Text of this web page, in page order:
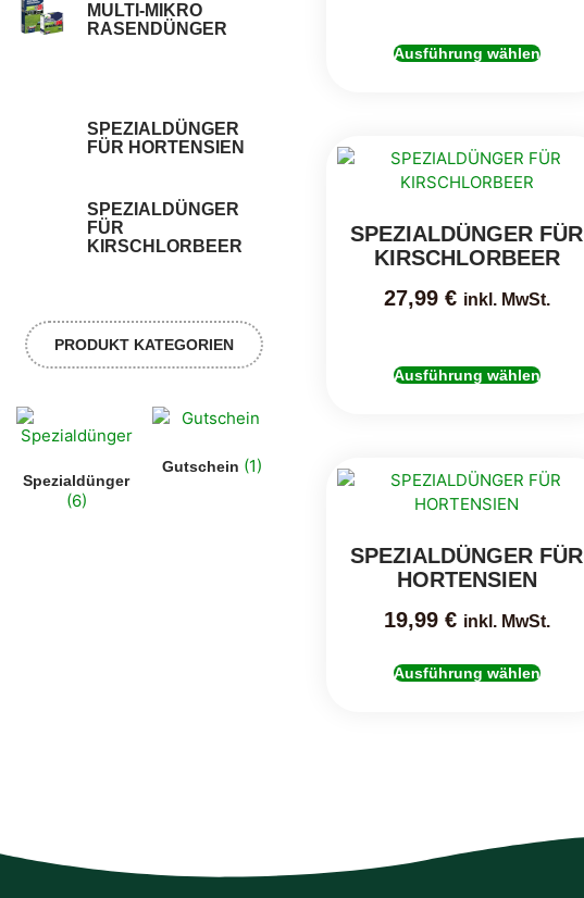
MULTI-MIKRO
RASENDÜNGER
SPEZIALDÜNGER
FÜR HORTENSIEN
SPEZIALDÜNGER
FÜR
KIRSCHLORBEER
PRODUKT KATEGORIEN
Spezialdünger
(6)
Gutschein (1)
Ausführung wählen
SPEZIALDÜNGER FÜR
KIRSCHLORBEER
27,99 € inkl. MwSt.
Ausführung wählen
SPEZIALDÜNGER FÜR
HORTENSIEN
19,99 € inkl. MwSt.
Ausführung wählen